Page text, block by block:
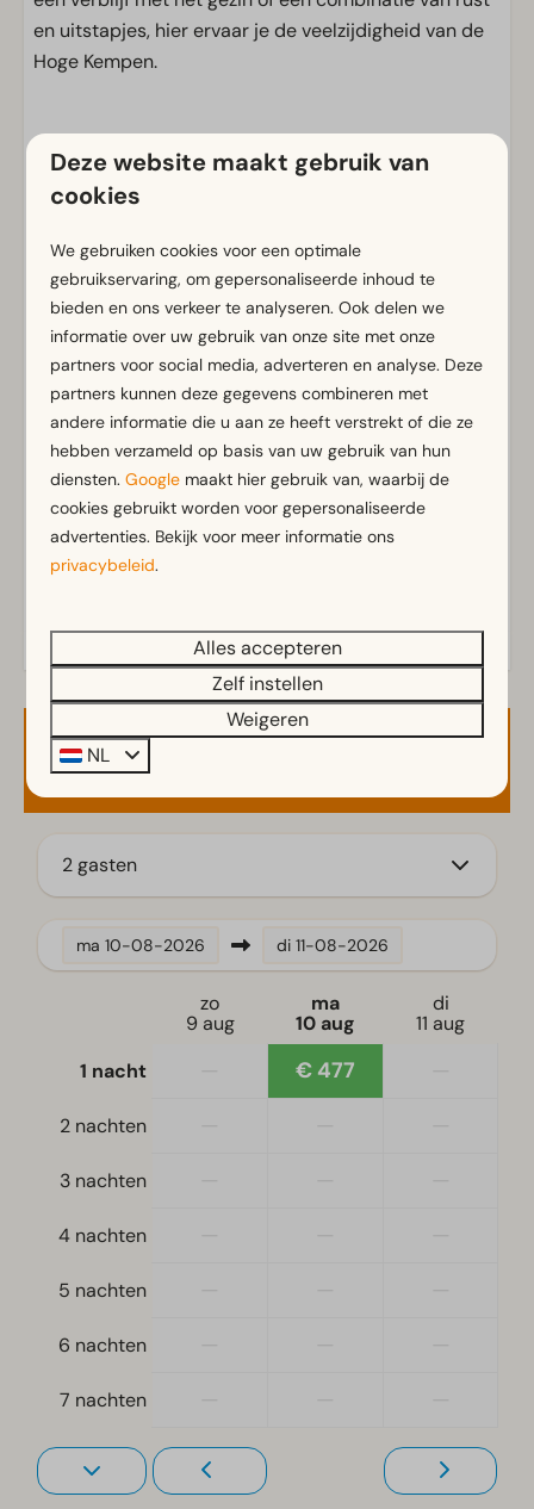
en uitstapjes, hier ervaar je de veelzijdigheid van de
Hoge Kempen.
Voorzieningen
Algemeen
Airco
Gratis Wifi
Parkeergelegenheid nabij vakantieverblijf
Badkamer
Aparte toiletten: 1
Badkamer(s) beneden: 1
Douche(cabine)
Toilet(ten) in badkamer(s): 1
Buiten
Keuken
Ingerichte keuken
Inductiekookplaat
Koffiezetapparaat
Vaatwasser(s)
Ligging
Eenpersoonsbed(den): 2
Slaapkamer(s) beneden: 2
Toegankelijkheid
Traptrede(n) naar accommodatie
Toon meer ↓
Beschikbaarheid en prijs
2 gasten
ma 10-08-2026 di 11-08-2026
zo
9 aug
ma
10 aug
di
11 aug
1 nacht
€ 477
2 nachten
3 nachten
4 nachten
5 nachten
6 nachten
7 nachten
Deze website maakt gebruik van
cookies
We gebruiken cookies voor een optimale
gebruikservaring, om gepersonaliseerde inhoud te
bieden en ons verkeer te analyseren. Ook delen we
informatie over uw gebruik van onze site met onze
partners voor social media, adverteren en analyse. Deze
partners kunnen deze gegevens combineren met
andere informatie die u aan ze heeft verstrekt of die ze
hebben verzameld op basis van uw gebruik van hun
diensten.Google maakt hier gebruik van, waarbij de
cookies gebruikt worden voor gepersonaliseerde
advertenties. Bekijk voor meer informatie ons
privacybeleid.
Alles accepteren
Zelf instellen
Weigeren
NL